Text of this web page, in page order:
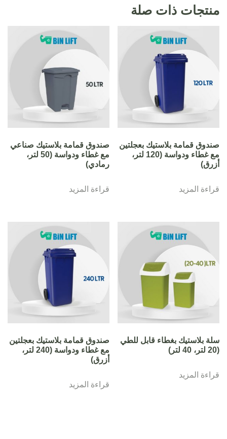
منتجات ذات صلة
صندوق قمامة بلاستيك بعجلتين
مع غطاء ودواسة (120 لتر،
أزرق)
قراءة المزيد
صندوق قمامة بلاستيك صناعي
مع غطاء ودواسة (50 لتر،
رمادي)
قراءة المزيد
سلة بلاستيك بغطاء قابل للطي
(20 لتر، 40 لتر)
قراءة المزيد
صندوق قمامة بلاستيك بعجلتين
مع غطاء ودواسة (240 لتر،
أزرق)
قراءة المزيد